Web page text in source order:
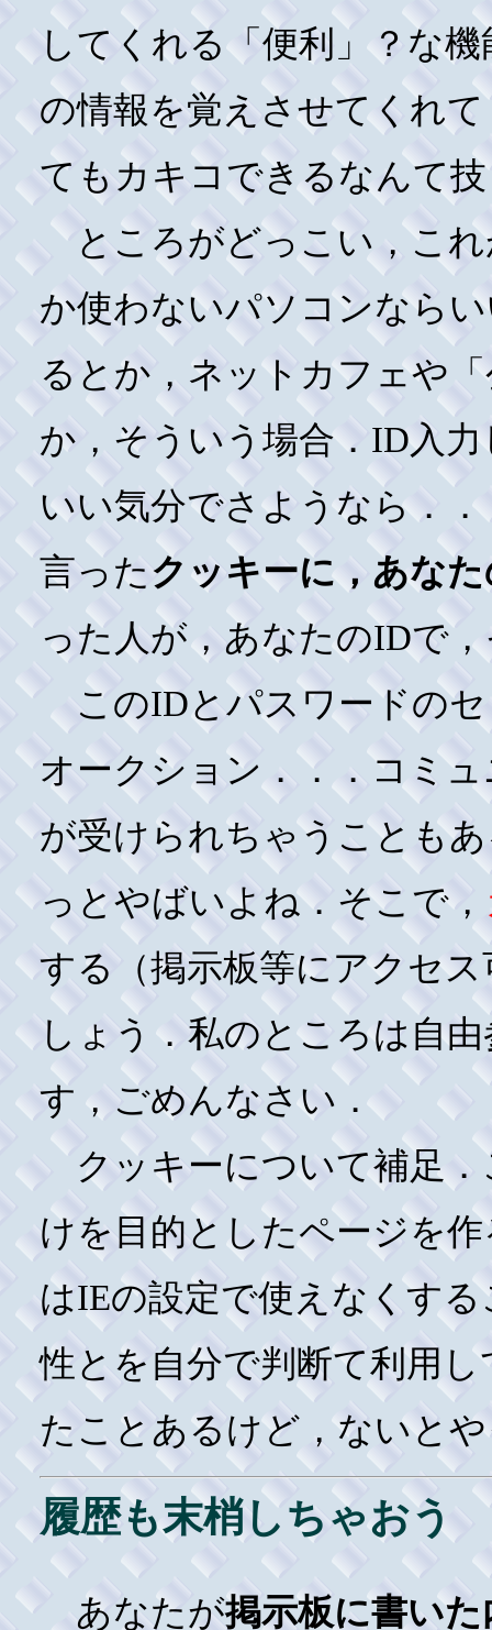
してくれる「便利」？な
の情報を覚えさせてくれ
てもカキコできるなんて
ところがどっこい，こ
か使わないパソコンなら
るとか，ネットカフェや
か，そういう場合．ID入
いい気分でさようなら．
言った クッキーに，あな
った人が，あなたのIDで
このIDとパスワードの
オークション．．．コミ
が受けられちゃうことも
っとやばいよね．そこで，
する（掲示板等にアクセ
しょう．私のところは自
す，ごめんなさい．
クッキーについて補足．
けを目的としたページを
はIEの設定で使えなくす
性とを自分で判断て利用
たことあるけど，ないと
履歴も末梢しちゃおう
あなたが掲示板に書い